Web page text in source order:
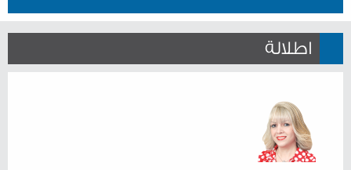
اطلالة